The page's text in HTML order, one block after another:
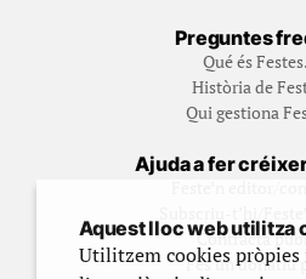
Preguntes
Qué és
Història de
Qui gestiona
Ajuda a fer
Contracta
Fes un donatiu
Aquest lloc web utilitza
Utilitzem cookies